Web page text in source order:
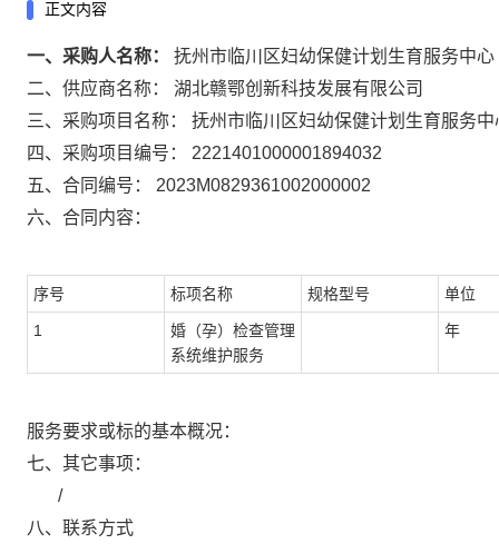
正文内容
一、采购人名称：
抚州市临川区妇幼保健计划生育服务中心
二、供应商名称：
湖北赣鄂创新科技发展有限公司
三、采购项目名称：
抚州市临川区妇幼保健计划生育服务
四、采购项目编号：
2221401000001894032
五、合同编号：
2023M0829361002000002
六、合同内容：
序号 标项名称 规格型号 单位
1
婚（孕）检查管理
系统维护服务
年
服务要求或标的基本概况：
七、其它事项：
/
八、联系方式